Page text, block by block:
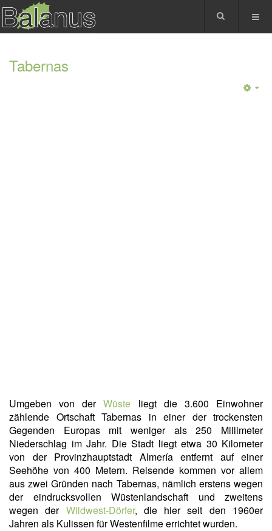
Tabernas
Umgeben von derWüste liegt die 3.600 Einwohner
zählende Ortschaft Tabernas in einer der trockensten
Gegenden Europas mit weniger als 250 Millimeter
Niederschlag im Jahr. Die Stadt liegt etwa 30 Kilometer
von der Provinzhauptstadt Almería entfernt auf einer
Seehöhe von 400 Metern. Reisende kommen vor allem
aus zwei Gründen nach Tabernas, nämlich erstens wegen
der eindrucksvollen Wüstenlandschaft und zweitens
wegen der Wildwest-Dörfer, die hier seit den 1960er
Jahren als Kulissen für Westenfilme errichtet wurden.